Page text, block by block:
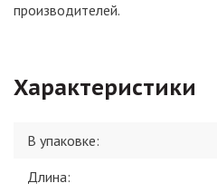
производителей.
Характеристики
В упаковке:
Длина: